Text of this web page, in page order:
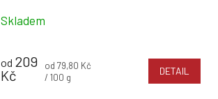
Skladem
od 209
Kč
Měrná
cena:
od 79,80 Kč
/ 100 g
DETAIL